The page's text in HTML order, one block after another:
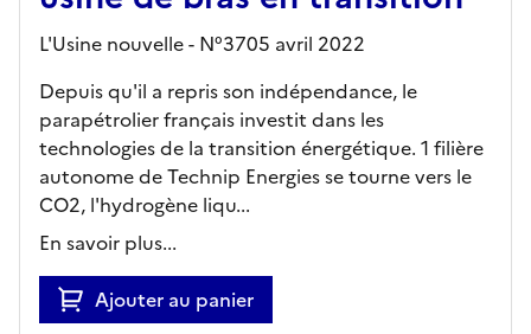
L'Usine nouvelle - N°3705 avril 2022
Depuis qu'il a repris son indépendance, le
parapétrolier français investit dans les
technologies de la transition énergétique. 1 filière
autonome de Technip Energies se tourne vers le
CO2, l'hydrogène liqu...
En savoir plus...
Ajouter au panier